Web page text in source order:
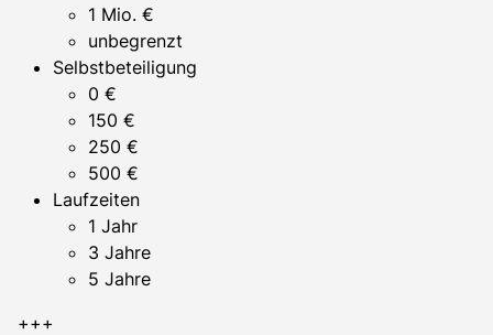
1 Mio. €
unbegrenzt
Selbstbeteiligung
0 €
150 €
250 €
500 €
Laufzeiten
1 Jahr
3 Jahre
5 Jahre
+++